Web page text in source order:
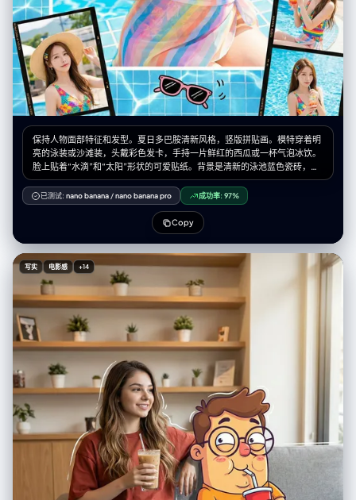
保持人物面部特征和发型。夏日多巴胺清新风格，竖版拼贴画。模特穿着明
亮的泳装或沙滩装，头戴彩色发卡，手持一片鲜红的西瓜或一杯气泡冰饮。
脸上贴着“水滴”和“太阳”形状的可爱贴纸。背景是清新的泳池蓝色瓷砖，带
有波光粼粼的水面效果。手绘涂鸦包括游泳圈、棕榈树和太阳眼镜。周围环
绕着几张胶卷底片边框的照片。阳光明媚的自然光，高清晰度，清爽活力
感。
已测试: nano banana /nano banana pro 成功率: 97%
Copy
写实 电影感 +14